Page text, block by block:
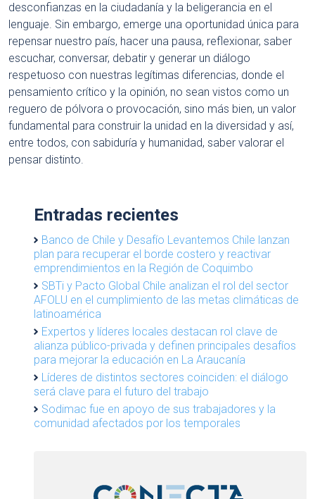
desconfianzas en la ciudadanía y la beligerancia en el
lenguaje. Sin embargo, emerge una oportunidad única para
repensar nuestro país, hacer una pausa, reflexionar, saber
escuchar, conversar, debatir y generar un diálogo
respetuoso con nuestras legítimas diferencias, donde el
pensamiento crítico y la opinión, no sean vistos como un
reguero de pólvora o provocación, sino más bien, un valor
fundamental para construir la unidad en la diversidad y así,
entre todos, con sabiduría y humanidad, saber valorar el
pensar distinto.
Entradas recientes
Banco de Chile y Desafío Levantemos Chile lanzan
plan para recuperar el borde costero y reactivar
emprendimientos en la Región de Coquimbo
SBTi y Pacto Global Chile analizan el rol del sector
AFOLU en el cumplimiento de las metas climáticas de
latinoamérica
Expertos y líderes locales destacan rol clave de
alianza público-privada y definen principales desafíos
para mejorar la educación en La Araucanía
Líderes de distintos sectores coinciden: el diálogo
será clave para el futuro del trabajo
Sodimac fue en apoyo de sus trabajadores y la
comunidad afectados por los temporales